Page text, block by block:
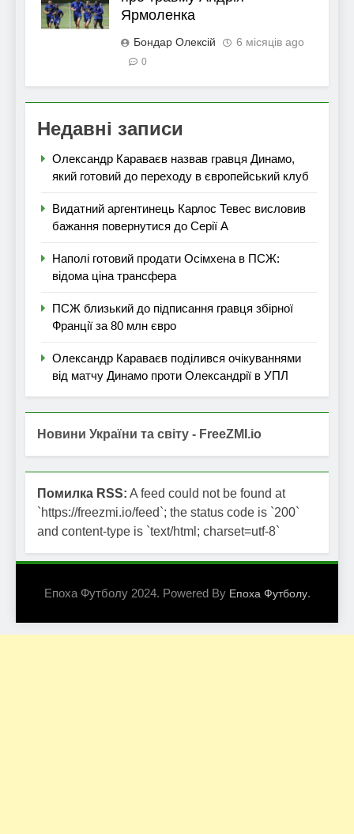
Ярмоленка
Бондар Олексій 6 місяців ago
0
Недавні записи
Олександр Караваєв назвав гравця Динамо,
який готовий до переходу в європейський клуб
Видатний аргентинець Карлос Тевес висловив
бажання повернутися до Серії А
Наполі готовий продати Осімхена в ПСЖ:
відома ціна трансфера
ПСЖ близький до підписання гравця збірної
Франції за 80 млн євро
Олександр Караваєв поділився очікуваннями
від матчу Динамо проти Олександрії в УПЛ
Новини України та світу - FreeZMI.io
Помилка RSS: A feed could not be found at
`https://freezmi.io/feed`; the status code is `200`
and content-type is `text/html; charset=utf-8`
Епоха Футболу 2024. Powered By Епоха Футболу.